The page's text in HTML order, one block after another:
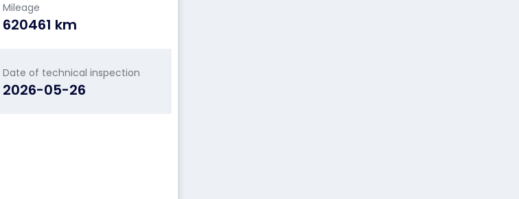
Mileage
620461 km
Date of technical inspection
2026-05-26